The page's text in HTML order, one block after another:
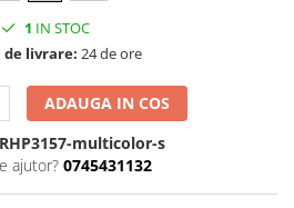
1 IN STOC
livrare: 24 de ore
ADAUGA IN COS
RHP3157-multicolor-s
ajutor? 0745431132